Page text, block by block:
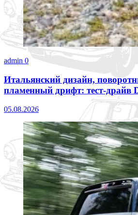
admin 0
Итальянский дизайн,
пламенный дрифт: тест-драйв
05.08.2026